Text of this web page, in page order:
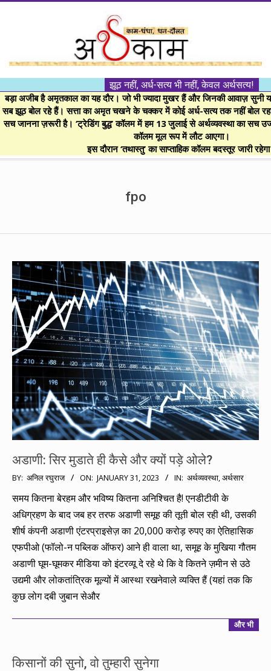
।।
अर्थकाम।।
BE
FINANCIALLY
झूठ नहीं, अर्ध-सत्य भी नहीं, केवल अर्थसत्य!
बड़ा अजीब है अमृतकाल का यह दौर। जो भी ज्यादा मुखर हैं और जिनकी आवाज़ सुनी
सब झूठ बोल रहे हैं। सत्ता का अमृत चखने के चक्कर में कोई अर्ध-सत्य तक नहीं बोल
सच जानना ज़रूरी है। ‘ट्रेडिंग बुद्ध’ कॉलम में हम 13 जुलाई से अर्थव्यवस्था का सच
कॉलम मूल रूप में लौट आएगा।
इस दौरान ‘तथास्तु’ का साप्ताहिक कॉलम बदस्तूर जारी
fpo
अडाणी: सिर मुडाते ही कैसे और क्यों पड़े ओले?
2023-
31
BY: अनिल रघुराज ON: JANUARY 31, 2023 IN: अर्थव्यवस्था,अर्थसार
समय कितना बेरहम और भविष्य कितना अनिश्चित है! एनडीटीवी के
अधिग्रहण के बाद जब हर तरफ अडाणी समूह की तूती बोल रही थी, उसकी
शीर्ष कंपनी अडाणी एंटरप्राइसेज़ का 20,000 करोड़ रुपए का ऐतिहासिक
एफपीओ (फॉलो-न पब्लिक ऑफर) आने ही वाला था, समूह के मुखिया गौतम
अडाणी घूम-घूमकर मीडिया को इंटरव्यू दे रहे थे कि वे कितने ज़मीन से उठे
उद्यमी और लोकतांत्रिक मूल्यों में आस्था रखनेवाले व्यक्ति हैं (यहां तक कि
कुछ लोग दबी जुबान सेऔर
और भी
किसानों की सुनो, वो तुम्हारी सुनेगा